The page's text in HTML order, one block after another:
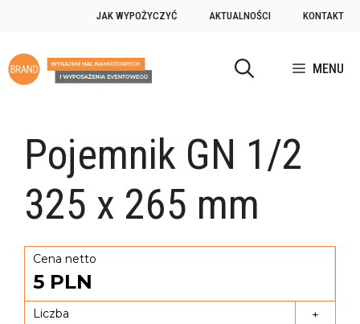
JAK WYPOŻYCZYĆ AKTUALNOŚCI KONTAKT
MENU
Pojemnik GN 1/2
325 x 265 mm
Cena netto
5 PLN
Liczba
+